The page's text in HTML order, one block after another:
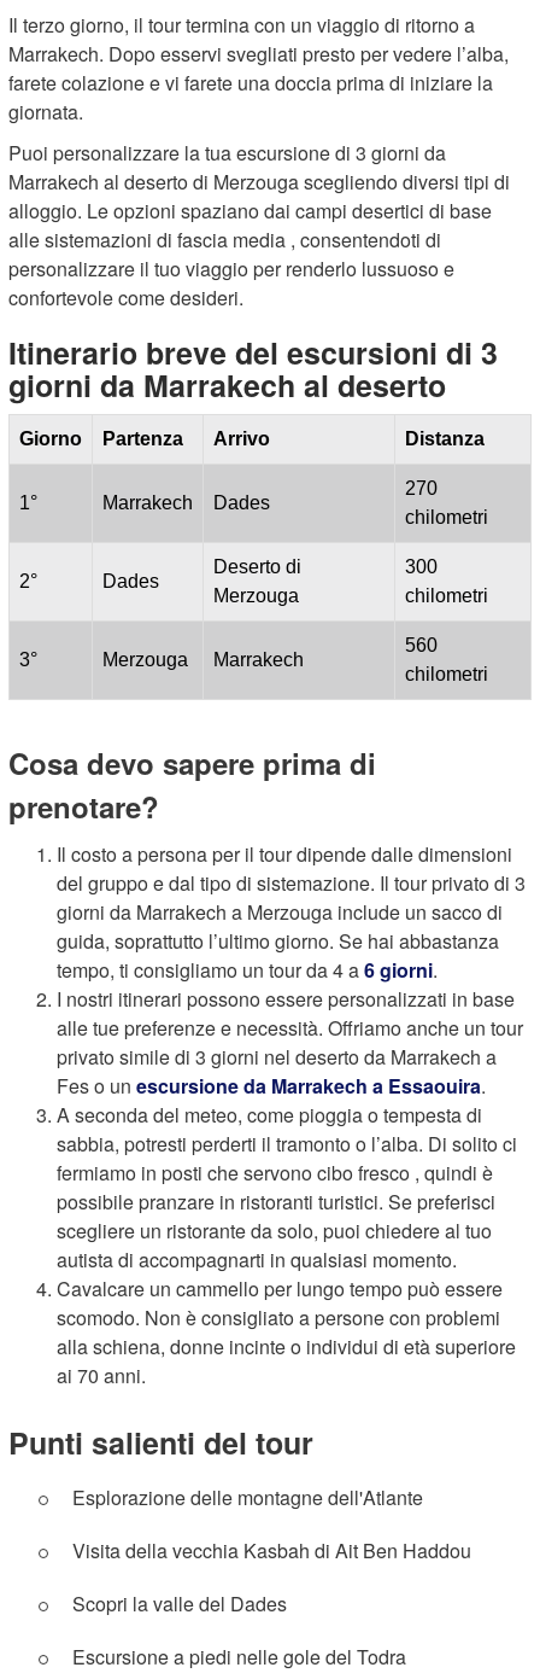
Il terzo giorno, il tour termina con un viaggio di ritorno a
Marrakech. Dopo esservi svegliati presto per vedere l’alba,
farete colazione e vi farete una doccia prima di iniziare la
giornata.
Puoi personalizzare la tua escursione di 3 giorni da
Marrakech al deserto di Merzouga scegliendo diversi tipi di
alloggio. Le opzioni spaziano dai campi desertici di base
alle sistemazioni di fascia media , consentendoti di
personalizzare il tuo viaggio per renderlo lussuoso e
confortevole come desideri.
Itinerario breve del escursioni di 3
giorni da Marrakech al deserto
Giorno Partenza Arrivo Distanza
1° Marrakech Dades
270
chilometri
2° Dades
Deserto di
Merzouga
300
chilometri
3° Merzouga Marrakech
560
chilometri
Cosa devo sapere prima di
prenotare?
Il costo a persona per il tour dipende dalle dimensioni
del gruppo e dal tipo di sistemazione. Il tour privato di 3
giorni da Marrakech a Merzouga include un sacco di
guida, soprattutto l’ultimo giorno. Se hai abbastanza
tempo, ti consigliamo un tour da 4 a6 giorni.
I nostri itinerari possono essere personalizzati in base
alle tue preferenze e necessità. Offriamo anche un tour
privato simile di 3 giorni nel deserto da Marrakech a
Fes o un escursione da Marrakech a Essaouira.
A seconda del meteo, come pioggia o tempesta di
sabbia, potresti perderti il ​​tramonto o l’alba. Di solito ci
fermiamo in posti che servono cibo fresco , quindi è
possibile pranzare in ristoranti turistici. Se preferisci
scegliere un ristorante da solo, puoi chiedere al tuo
autista di accompagnarti in qualsiasi momento.
Cavalcare un cammello per lungo tempo può essere
scomodo. Non è consigliato a persone con problemi
alla schiena, donne incinte o individui di età superiore
ai 70 anni.
Punti salienti del tour
Esplorazione delle montagne dell'Atlante
Visita della vecchia Kasbah di Ait Ben Haddou
Scopri la valle del Dades
Escursione a piedi nelle gole del Todra